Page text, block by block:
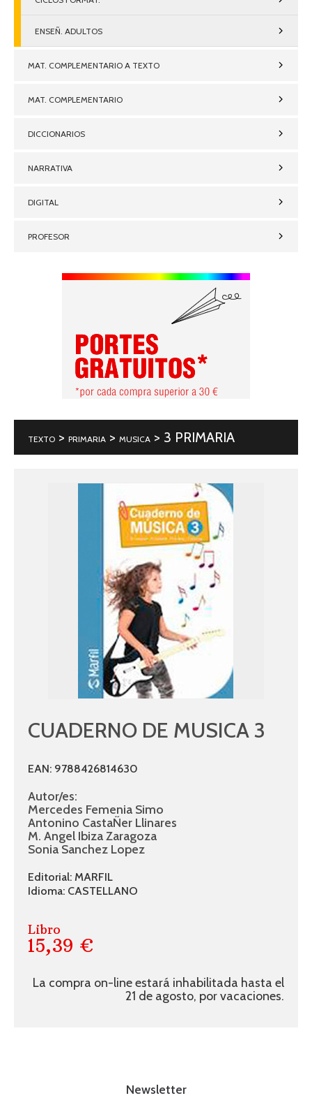
ENSEÑ. ADULTOS
MAT. COMPLEMENTARIO A TEXTO
MAT. COMPLEMENTARIO
DICCIONARIOS
NARRATIVA
DIGITAL
PROFESOR
TEXTO > PRIMARIA > MUSICA > 3 PRIMARIA
CUADERNO DE MUSICA 3
EAN: 9788426814630
Autor/es:
Mercedes Femenia Simo
Antonino CastaÑer Llinares
M. Angel Ibiza Zaragoza
Sonia Sanchez Lopez
Editorial: MARFIL
Idioma: CASTELLANO
Libro
15,39 €
La compra on-line estará inhabilitada hasta el
21 de agosto, por vacaciones.
Newsletter